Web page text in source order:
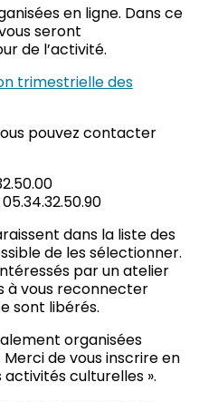
en ligne. Dans ce
seront
de l’activité.
trimestrielle des
pouvez contacter
dans la liste des
de les sélectionner.
par un atelier
à vous reconnecter
sont libérés.
organisées
de vous inscrire en
culturelles ».